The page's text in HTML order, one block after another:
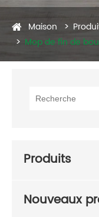
Maison
Mop de fin de
Produits
Nouveaux